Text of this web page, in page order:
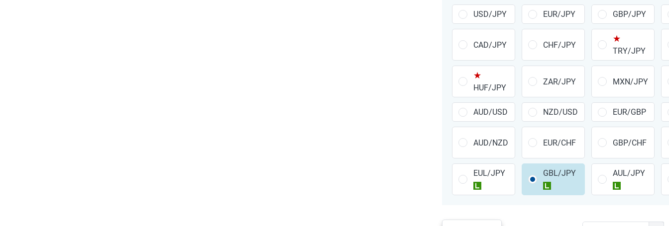
GBP/JPY 170円
AUD/JPY 106円
NZD/JPY 28円
CAD/JPY 38円
CHF/JPY 34円
PLN/JPY 35円
HUF/JPY 16円
ZAR/JPY 130円
USD/JPY EUR/JPY GBP/JPY
CAD/JPY CHF/JPY
★
TRY/JPY
★
HUF/JPY
ZAR/JPY MXN/JPY
AUD/USD NZD/USD EUR/GBP
AUD/NZD EUR/CHF GBP/CHF
EUL/JPY
GBL/JPY
AUL/JPY